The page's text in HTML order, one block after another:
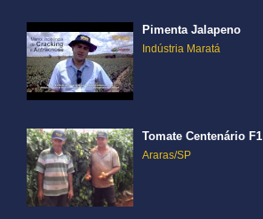
Pimenta Jalapeno
Indústria Maratá
Tomate Centenário F1
Araras/SP